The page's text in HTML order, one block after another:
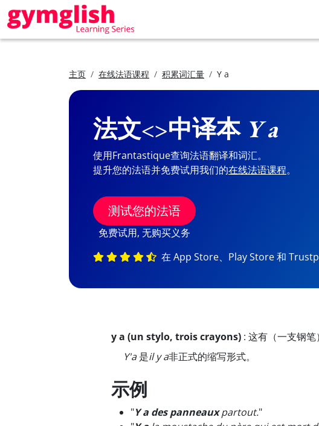
主页 在线法语课程 积累词汇量 Y a
法文<>中译本 Y a
使用Frantastique查询法语翻译和词汇。
提升您的法语并免费试用我们的在线法语课程。
测试您的法语
免费试用, 无购买义务
在 App Store、Play Store 和
y a (un stylo, trois crayons) : 这有（一支钢笔
Y'a是il y a非正式的缩写形式。
示例
"Y a des panneauxpartout."